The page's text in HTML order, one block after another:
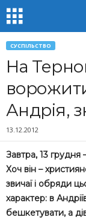
СУСПІЛЬСТВО
На
Андрія,
13.12.2012
Завтра, 13
Хоч він –
звичаї і обряди
характер: в
бешкетувати, а